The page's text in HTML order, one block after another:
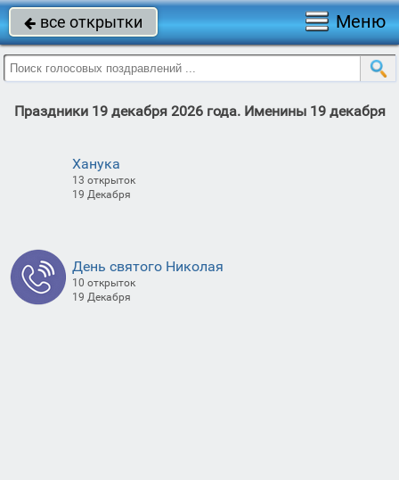
 все открытки Меню
Праздники 19 декабря 2026 года. Именины 19 декабря
Ханука
13 открыток
19 Декабря
День святого Николая
10 открыток
19 Декабря